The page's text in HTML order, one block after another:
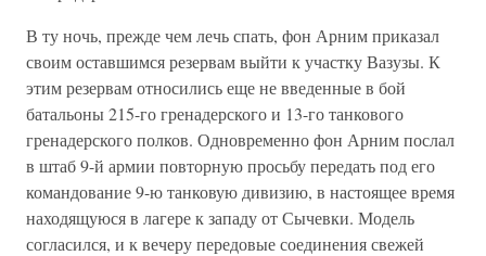
В ту ночь, прежде чем лечь спать, фон Арним приказал
своим оставшимся резервам выйти к участку Вазузы. К
этим резервам относились еще не введенные в бой
батальоны 215-го гренадерского и 13-го танкового
гренадерского полков. Одновременно фон Арним послал
в штаб 9-й армии повторную просьбу передать под его
командование 9-ю танковую дивизию, в настоящее время
находящуюся в лагере к западу от Сычевки. Модель
согласился, и к вечеру передовые соединения свежей